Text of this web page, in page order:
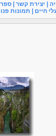
יצירת קשר |
חיים תמונות